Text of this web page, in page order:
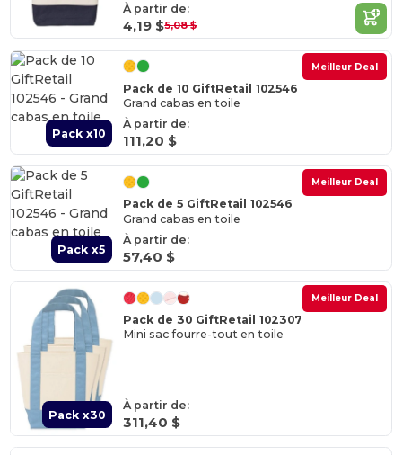
À partir de:
4,19 $5,08 $
Pack x10
Meilleur Deal
Pack de 10 GiftRetail 102546
Grand cabas en toile
À partir de:
111,20 $
Pack x5
Meilleur Deal
Pack de 5 GiftRetail 102546
Grand cabas en toile
À partir de:
57,40 $
Pack x30
Meilleur Deal
Pack de 30 GiftRetail 102307
Mini sac fourre-tout en toile
À partir de:
311,40 $